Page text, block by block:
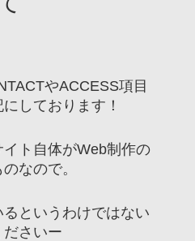
やACCESS項目
しております！
ト自体がWeb制作の
なので。
というわけではない
さいー